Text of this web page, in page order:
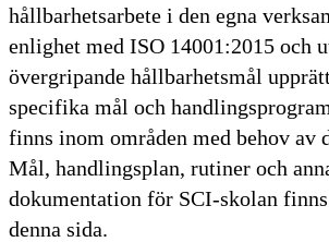
hållbarhetsarbete i den egna
enlighet med ISO 14001:2015 och
övergripande hållbarhetsmål
specifika mål och
finns inom områden med behov av
Mål, handlingsplan, rutiner och
dokumentation för SCI-skolan
denna sida.